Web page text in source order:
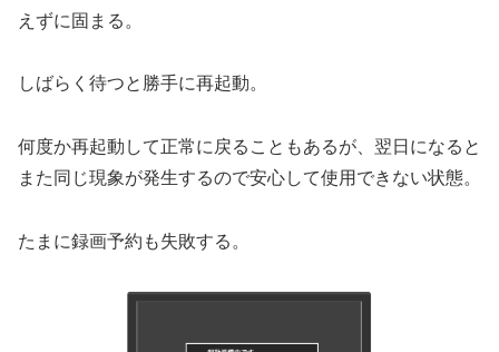
えずに固まる。
しばらく待つと勝手に再起動。
何度か再起動して正常に戻ることもあるが、翌日になると
また同じ現象が発生するので安心して使用できない状態。
たまに録画予約も失敗する。